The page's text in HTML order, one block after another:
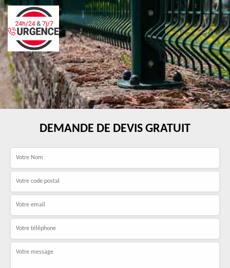
DEMANDE DE DEVIS GRATUIT